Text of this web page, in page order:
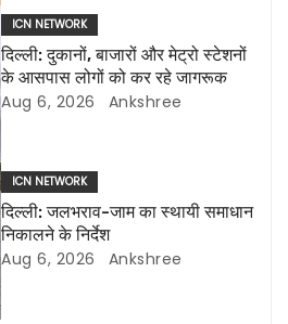
ICN NETWORK
दिल्ली: दुकानों, बाजारों और मेट्रो स्टेशनों
के आसपास लोगों को कर रहे जागरूक
Aug 6, 2026 Ankshree
ICN NETWORK
दिल्ली: जलभराव-जाम का स्थायी समाधान
निकालने के निर्देश
Aug 6, 2026 Ankshree